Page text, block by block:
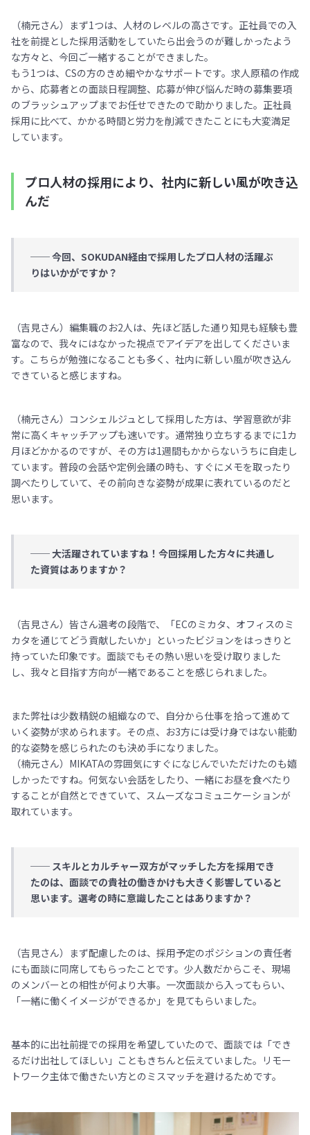
（楠元さん）まず1つは、人材のレベルの高さです。正社員での入
社を前提とした採用活動をしていたら出会うのが難しかったよう
な方々と、今回ご一緒することができました。
もう1つは、CSの方のきめ細やかなサポートです。求人原稿の作成
から、応募者との面談日程調整、応募が伸び悩んだ時の募集要項
のブラッシュアップまでお任せできたので助かりました。正社員
採用に比べて、かかる時間と労力を削減できたことにも大変満足
しています。
プロ人材の採用により、社内に新しい風が吹き込
んだ
── 今回、SOKUDAN経由で採用したプロ人材の活躍ぶ
りはいかがですか？
（吉見さん）編集職のお2人は、先ほど話した通り知見も経験も豊
富なので、我々にはなかった視点でアイデアを出してくださいま
す。こちらが勉強になることも多く、社内に新しい風が吹き込ん
できていると感じますね。
（楠元さん）コンシェルジュとして採用した方は、学習意欲が非
常に高くキャッチアップも速いです。通常独り立ちするまでに1カ
月ほどかかるのですが、その方は1週間もかからないうちに自走し
ています。普段の会話や定例会議の時も、すぐにメモを取ったり
調べたりしていて、その前向きな姿勢が成果に表れているのだと
思います。
── 大活躍されていますね！今回採用した方々に共通し
た資質はありますか？
（吉見さん）皆さん選考の段階で、「ECのミカタ、オフィスのミ
カタを通じてどう貢献したいか」といったビジョンをはっきりと
持っていた印象です。面談でもその熱い思いを受け取りました
し、我々と目指す方向が一緒であることを感じられました。
また弊社は少数精鋭の組織なので、自分から仕事を拾って進めて
いく姿勢が求められます。その点、お3方には受け身ではない能動
的な姿勢を感じられたのも決め手になりました。
（楠元さん）MIKATAの雰囲気にすぐになじんでいただけたのも嬉
しかったですね。何気ない会話をしたり、一緒にお昼を食べたり
することが自然とできていて、スムーズなコミュニケーションが
取れています。
── スキルとカルチャー双方がマッチした方を採用でき
たのは、面談での貴社の働きかけも大きく影響していると
思います。選考の時に意識したことはありますか？
（吉見さん）まず配慮したのは、採用予定のポジションの責任者
にも面談に同席してもらったことです。少人数だからこそ、現場
のメンバーとの相性が何より大事。一次面談から入ってもらい、
「一緒に働くイメージができるか」を見てもらいました。
基本的に出社前提での採用を希望していたので、面談では「でき
るだけ出社してほしい」こともきちんと伝えていました。リモー
トワーク主体で働きたい方とのミスマッチを避けるためです。